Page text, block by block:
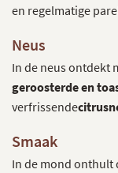
en regelmatige
Neus
In de neus ontdekt
geroosterde en
verfrissende
Smaak
In de mond onthult